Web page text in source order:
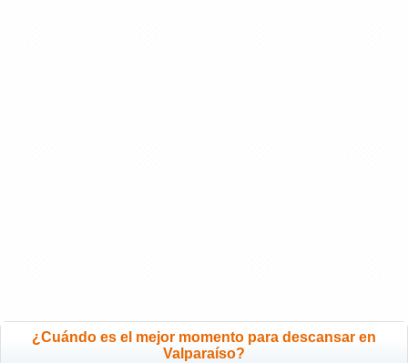
¿Cuándo es el mejor momento para descansar en
Valparaíso?